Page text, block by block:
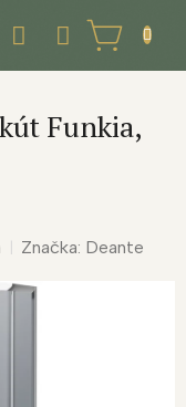
NÁKUPNÝ
KOŠÍK
Funkia,
Značka: Deante